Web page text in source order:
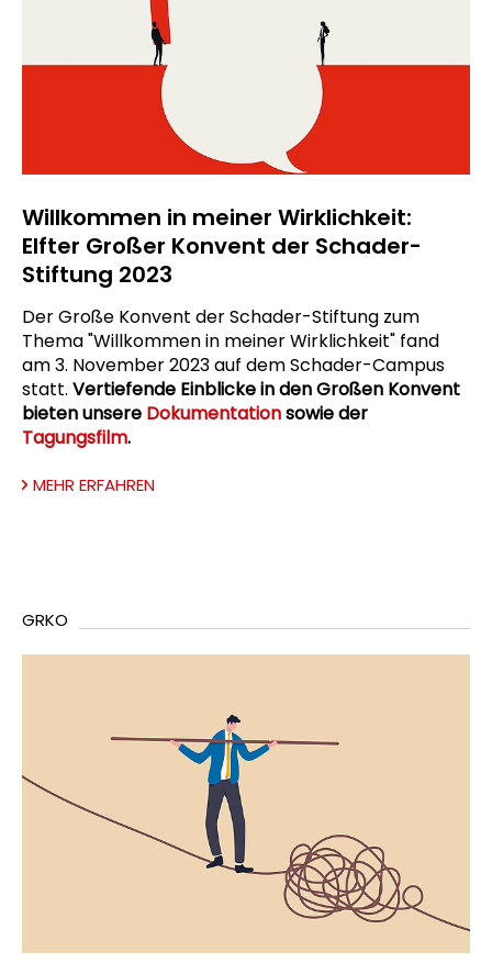
Willkommen in meiner Wirklichkeit:
Elfter Großer Konvent der Schader-
Stiftung 2023
Der Große Konvent der Schader-Stiftung zum
Thema "Willkommen in meiner Wirklichkeit" fand
am 3. November 2023 auf dem Schader-Campus
statt. Vertiefende Einblicke in den Großen Konvent
bieten unsere Dokumentationsowie der
Tagungsfilm.
MEHR ERFAHREN
GRKO